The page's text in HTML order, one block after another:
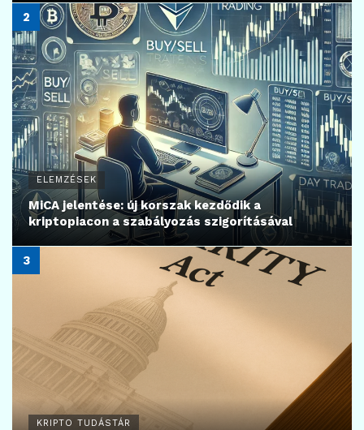
ELEMZÉSEK
MiCA jelentése: új korszak kezdődik a
kriptopiacon a szabályozás szigorításával
KRIPTO TUDÁSTÁR